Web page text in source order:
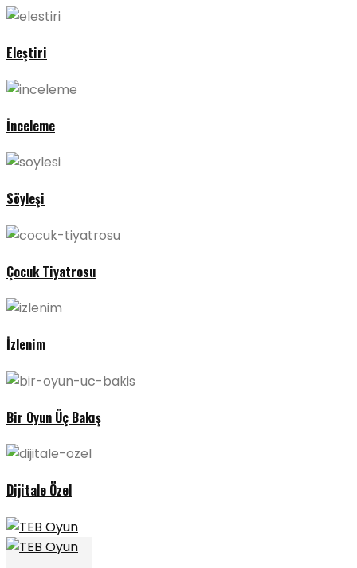
Eleştiri
İnceleme
Söyleşi
Çocuk Tiyatrosu
İzlenim
Bir Oyun Üç Bakış
Dijitale Özel